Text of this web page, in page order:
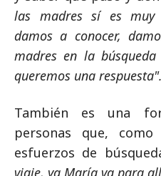
las madres sí es muy
damos a conocer,
madres en la
queremos una respuesta".
También es una
personas que,
esfuerzos de
viaje, ya María va para